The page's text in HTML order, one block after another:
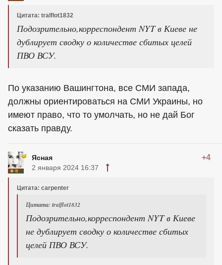
Цитата: tralflot1832
Подозрительно,корреспондент NYT в Киеве не
дублирует сводку о количестве сбитых целей
ПВО ВСУ.
По указанию Вашингтона, все СМИ запада,
должны ориентироваться на СМИ Украины, но
имеют право, что то умолчать, но не дай Бог
сказать правду.
Ясная +4
2 января 2024 16:37
Цитата: carpenter
Цитата: tralflot1832
Подозрительно,корреспондент NYT в Киеве
не дублирует сводку о количестве сбитых
целей ПВО ВСУ.